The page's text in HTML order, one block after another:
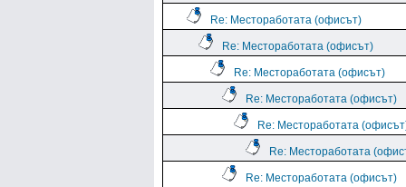
Re: Местоработата (офисът)
Re: Местоработата (офисът)
Re: Местоработата (офисът)
Re: Местоработата (офисът)
Re: Местоработата
Re: Местоработата
Re: Местоработата (офисът)